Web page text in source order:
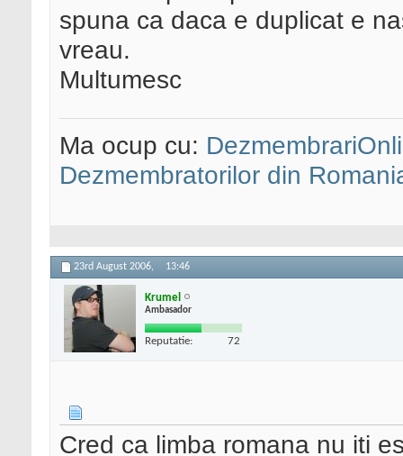
spuna ca daca e duplicat e
vreau.
Multumesc
Ma ocup cu:
Dezmembratorilor din
23rd August 2006, 13:46
Krumel
Ambasador
Reputatie: 72
Cred ca limba romana nu iti